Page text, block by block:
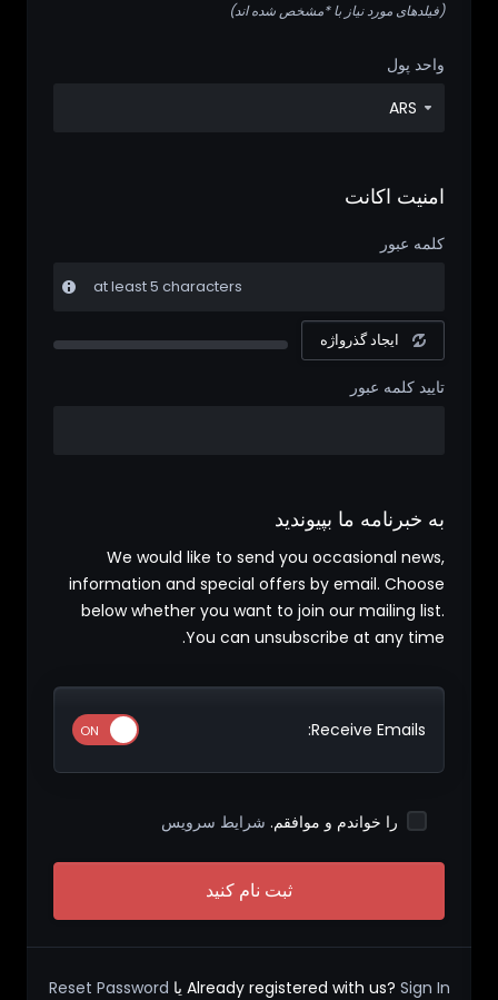
(فیلدهای مورد نیاز با *مشخص شده اند)
واحد پول
امنیت اکانت
کلمه عبور
at least 5 characters
ایجاد گذرواژه
New Password Rating: 0%
تایید کلمه عبور
به خبرنامه ما بپیوندید
We would like to send you occasional news,
information and special offers by email. Choose
below whether you want to join our mailing list.
You can unsubscribe at any time.
Receive Emails:
را خواندم و موافقم. شرایط سرویس
Already registered with us? Sign In یا Reset Password